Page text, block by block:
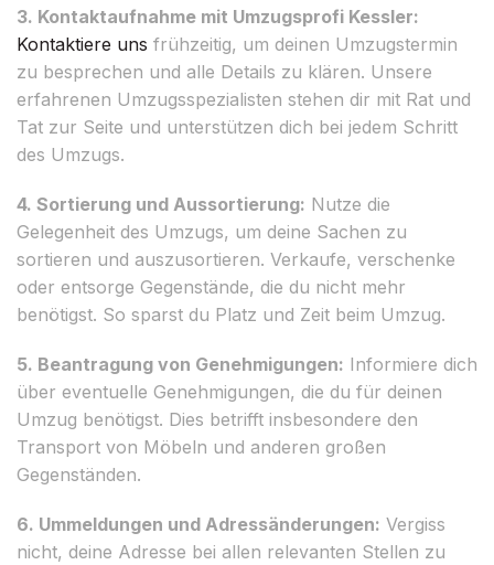
3. Kontaktaufnahme mit Umzugsprofi Kessler:
Kontaktiere uns frühzeitig, um deinen Umzugstermin
zu besprechen und alle Details zu klären. Unsere
erfahrenen Umzugsspezialisten stehen dir mit Rat und
Tat zur Seite und unterstützen dich bei jedem Schritt
des Umzugs.
4. Sortierung und Aussortierung: Nutze die
Gelegenheit des Umzugs, um deine Sachen zu
sortieren und auszusortieren. Verkaufe, verschenke
oder entsorge Gegenstände, die du nicht mehr
benötigst. So sparst du Platz und Zeit beim Umzug.
5. Beantragung von Genehmigungen: Informiere dich
über eventuelle Genehmigungen, die du für deinen
Umzug benötigst. Dies betrifft insbesondere den
Transport von Möbeln und anderen großen
Gegenständen.
6. Ummeldungen und Adressänderungen: Vergiss
nicht, deine Adresse bei allen relevanten Stellen zu